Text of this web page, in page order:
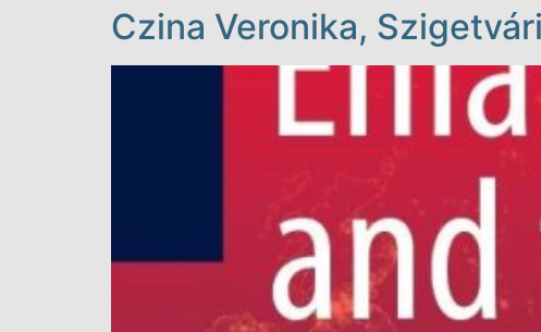
Czina Veronika,